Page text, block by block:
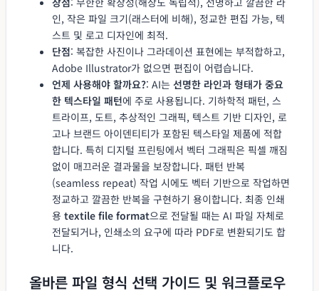
인, 작은 파일 크기(래스터에 비해), 정교한 편집 가능, 텍
스트 및 로고 디자인에 최적.
단점: 복잡한 사진이나 그라데이션 표현에는 부적합하고,
Adobe Illustrator가 없으면 편집이 어렵습니다.
언제 사용해야 할까요?: AI는 선명한 라인과 형태가 중요
한 텍스타일 패턴에 주로 사용됩니다. 기하학적 패턴, 스
트라이프, 도트, 추상적인 그래픽, 텍스트 기반 디자인, 로
고나 브랜드 아이덴티티가 포함된 텍스타일 제품에 적합
합니다. 특히 디지털 프린팅에서 벡터 그래픽은 픽셀 깨짐
없이 매끄러운 결과물을 보장합니다. 패턴 반복
(seamless repeat) 작업 시에도 벡터 기반으로 작업하면
정교하고 깔끔한 반복을 구현하기 용이합니다. 최종 인쇄
용 textile file format으로 전달될 때는 AI 파일 자체로
전달되거나, 인쇄소의 요구에 따라 PDF로 변환되기도 합
니다.
올바른 파일 형식 선택 가이드 및 워크플로우